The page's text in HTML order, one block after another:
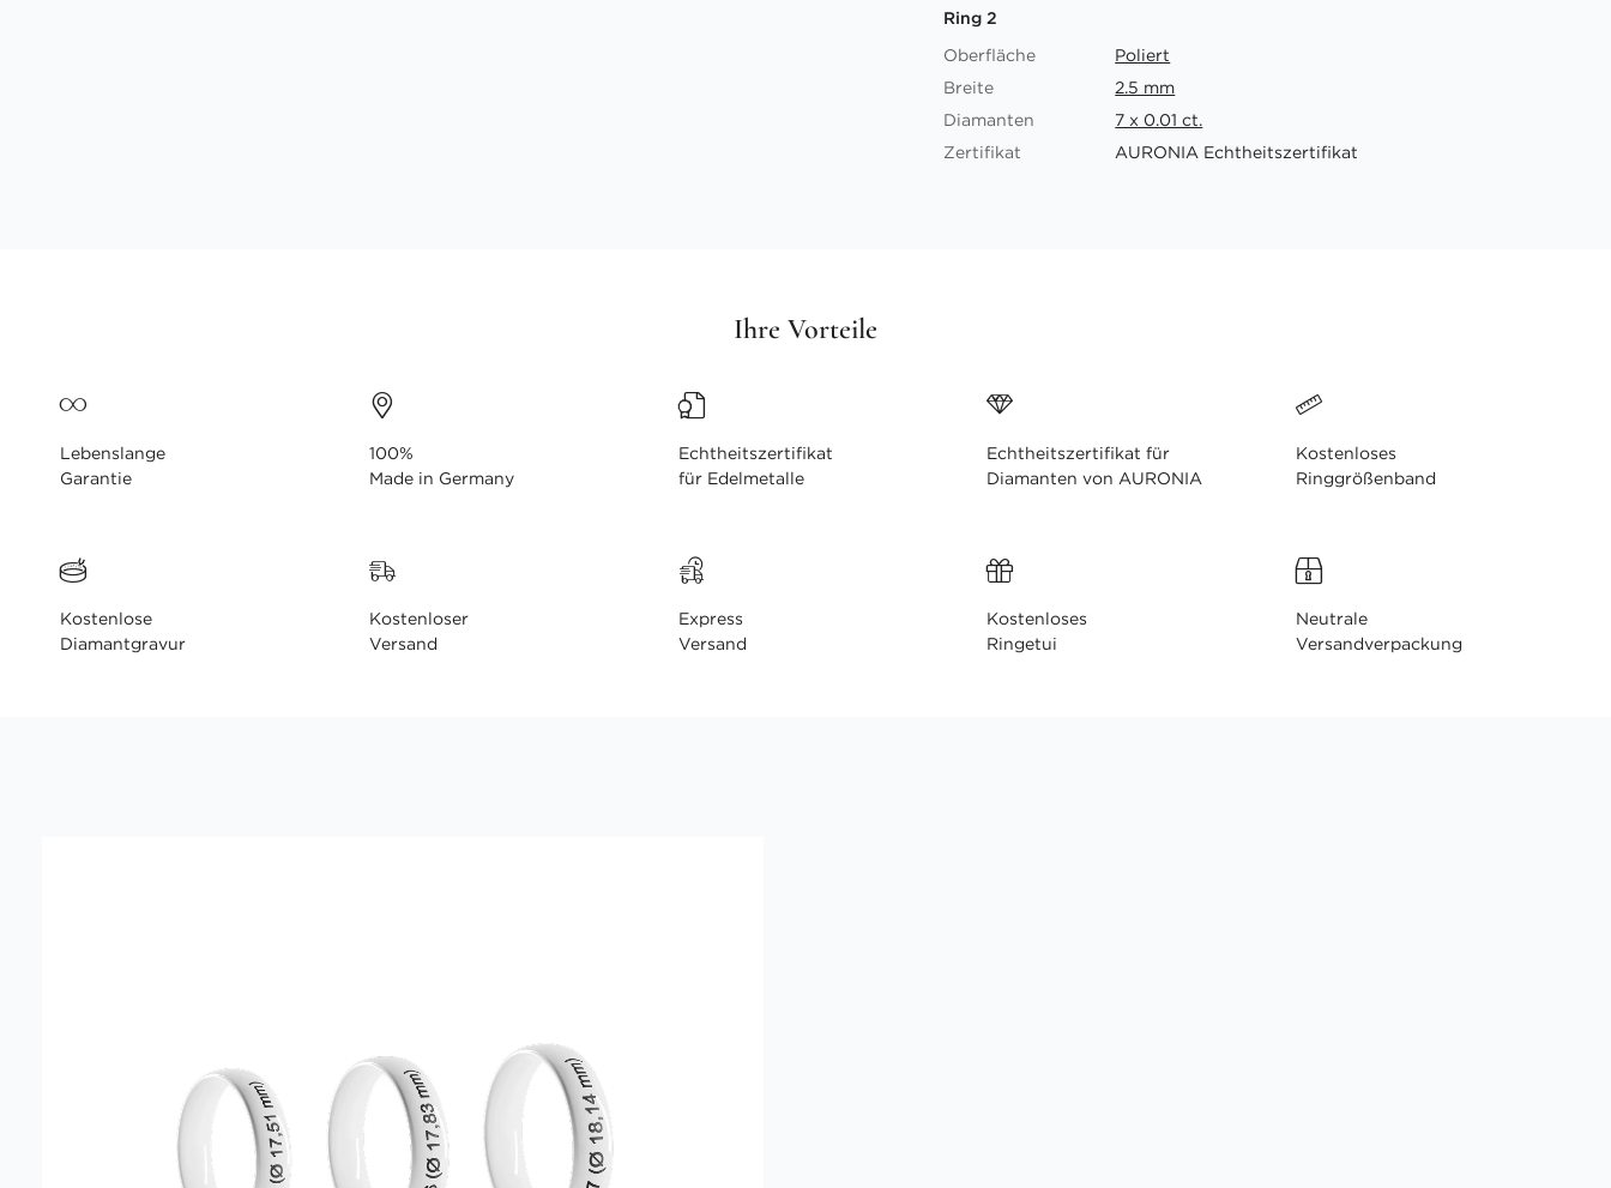
Ring 2
Oberfläche
Poliert
Breite
2.5 mm
Diamanten
7 x 0.01 ct.
Zertifikat
AURONIA Echtheitszertifikat
Ihre Vorteile
Lebenslange
Garantie
100%
Made in Germany
Echtheitszertifikat
für Edelmetalle
Echtheitszertifikat für
Diamanten von AURONIA
Kostenloses
Ringgrößenband
Kostenlose
Diamantgravur
Kostenloser
Versand
Express
Versand
Kostenloses
Ringetui
Neutrale
Versandverpackung